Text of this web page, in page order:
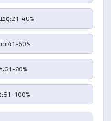
21-40%:وضع مالي جيد
41-60%:فقر متوسط
61-80%:فقر شديد
81-100%:فقر مدقع